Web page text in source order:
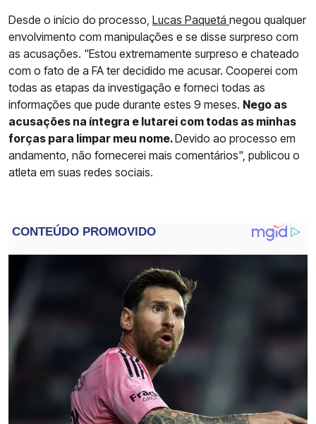
Desde o início do processo, Lucas Paquetá negou qualquer
envolvimento com manipulações e se disse surpreso com
as acusações. "Estou extremamente surpreso e chateado
com o fato de a FA ter decidido me acusar. Cooperei com
todas as etapas da investigação e forneci todas as
informações que pude durante estes 9 meses. Nego as
acusações na íntegra e lutarei com todas as minhas
forças para limpar meu nome.Devido ao processo em
andamento, não fornecerei mais comentários", publicou o
atleta em suas redes sociais.